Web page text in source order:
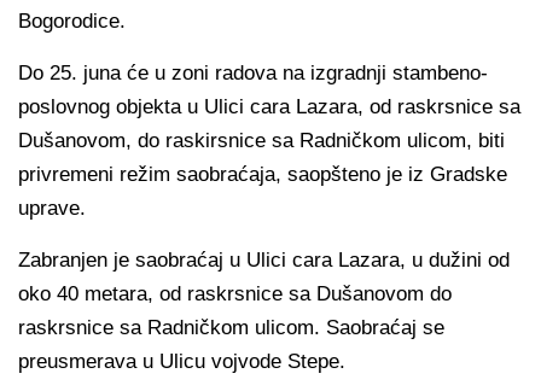
Bogorodice.
Do 25. juna će u zoni radova na izgradnji stambeno-
poslovnog objekta u Ulici cara Lazara, od raskrsnice sa
Dušanovom, do raskirsnice sa Radničkom ulicom, biti
privremeni režim saobraćaja, saopšteno je iz Gradske
uprave.
Zabranjen je saobraćaj u Ulici cara Lazara, u dužini od
oko 40 metara, od raskrsnice sa Dušanovom do
raskrsnice sa Radničkom ulicom. Saobraćaj se
preusmerava u Ulicu vojvode Stepe.